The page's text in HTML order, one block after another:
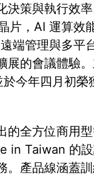
決策與執行效
片，AI 運算效
端管理與多平
展的會議體驗
今年四月初榮
的全方位商用
in Taiwan 的
。產品線涵蓋